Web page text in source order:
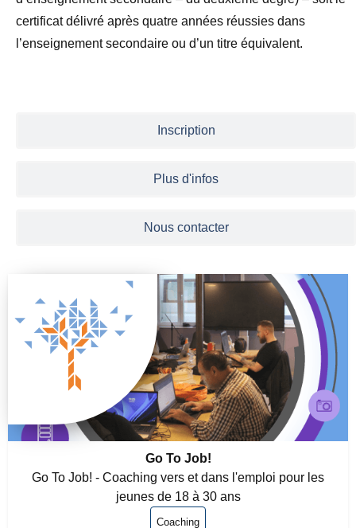
Inscription
Plus d'infos
Nous contacter
certificat délivré après quatre années réussies dans
l’enseignement secondaire ou d’un titre équivalent.
Go To Job!
Go To Job! - Coaching vers et dans l'emploi pour les
jeunes de 18 à 30 ans
Coaching